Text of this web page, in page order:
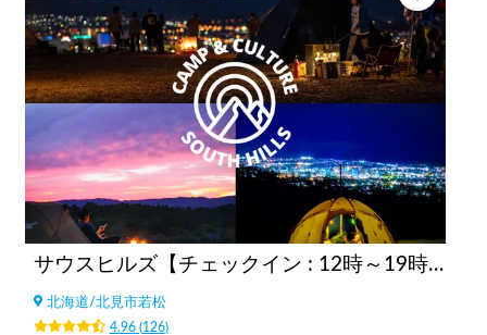
サウスヒルズ【チェックイン : 12時～19時まで】
北海道/北見市若松
4.96(126)